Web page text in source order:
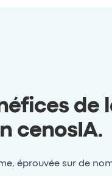
de
cenosIA.
éprouvée sur de